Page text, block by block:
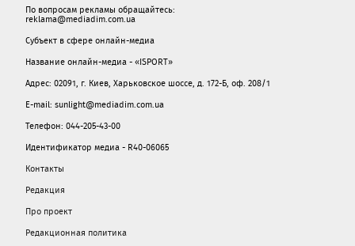
По вопросам рекламы обращайтесь:
reklama@mediadim.com.ua
Субъект в сфере онлайн-медиа
Название онлайн-медиа - «ISPORT»
Адрес: 02091, г. Киев, Харьковское шоссе, д. 172-Б, оф. 208/1
E-mail: sunlight@mediadim.com.ua
Телефон: 044-205-43-00
Идентификатор медиа - R40-06065
Контакты
Редакция
Про проект
Редакционная политика